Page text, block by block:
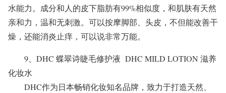
水能力。成分和人的皮下脂肪有99%相似度，和肌肤有天然
亲和力，温和无刺激。可以按摩脚部、头皮，不但能改善干
燥，还能消炎止痒，可以说非常万能。
9、DHC 蝶翠诗睫毛修护液 DHC MILD LOTION 滋养
化妆水
DHC作为日本畅销化妆知名品牌，致力于打造天然、